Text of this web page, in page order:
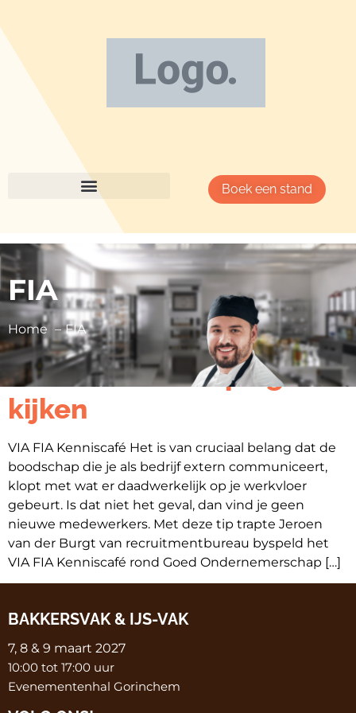
Boek een stand
FIA
Home FIA
Goed ondernemerschap
is kritisch in de spiegel
kijken
VIA FIA Kenniscafé Het is van cruciaal belang dat de
boodschap die je als bedrijf extern communiceert,
klopt met wat er daadwerkelijk op je werkvloer
gebeurt. Is dat niet het geval, dan vind je geen
nieuwe medewerkers. Met deze tip trapte Jeroen
van der Burgt van recruitmentbureau byspeld het
VIA FIA Kenniscafé rond Goed Ondernemerschap […]
BAKKERSVAK & IJS-VAK
7, 8 & 9 maart 2027
10:00 tot 17:00 uur
Evenementenhal Gorinchem